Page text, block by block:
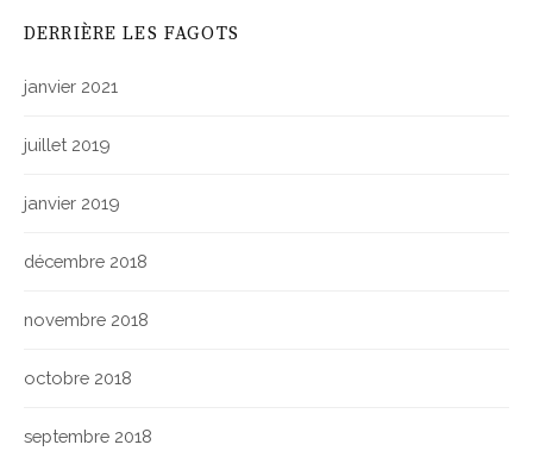
DERRIÈRE LES FAGOTS
janvier 2021
juillet 2019
janvier 2019
décembre 2018
novembre 2018
octobre 2018
septembre 2018